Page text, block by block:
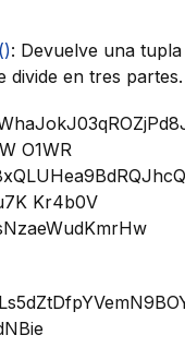
: Devuelve una
divide en tres partes.